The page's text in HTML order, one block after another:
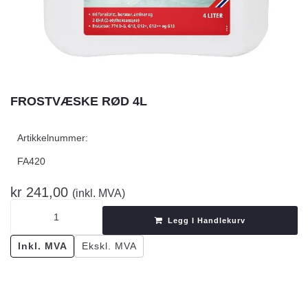
FROSTVÆSKE RØD 4L
Artikkelnummer:
FA420
kr 241,00 (inkl. MVA)
Legg I Handlekurv
Inkl. MVA Ekskl. MVA